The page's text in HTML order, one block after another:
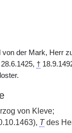
von der Mark, Herr
28.6.1425, †
von Kleve;
Tdes